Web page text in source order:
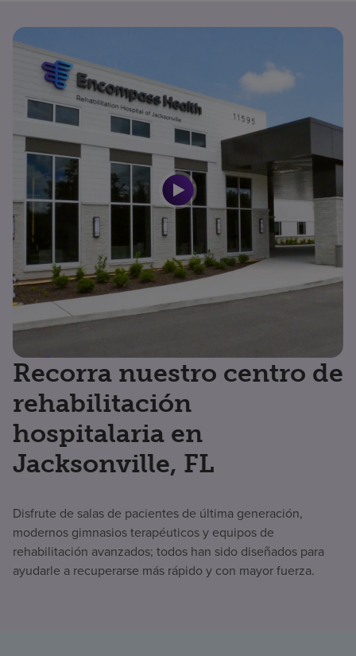
Recorra nuestro centro de
rehabilitación
hospitalaria en
Jacksonville, FL
Disfrute de salas de pacientes de última generación,
modernos gimnasios terapéuticos y equipos de
rehabilitación avanzados; todos han sido diseñados para
ayudarle a recuperarse más rápido y con mayor fuerza.